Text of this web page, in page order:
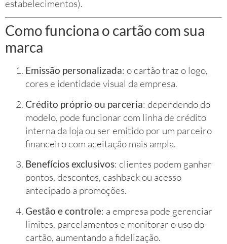
estabelecimentos).
Como funciona o cartão com sua
marca
Emissão personalizada: o cartão traz o logo,
cores e identidade visual da empresa.
Crédito próprio ou parceria: dependendo do
modelo, pode funcionar com linha de crédito
interna da loja ou ser emitido por um parceiro
financeiro com aceitação mais ampla.
Benefícios exclusivos: clientes podem ganhar
pontos, descontos, cashback ou acesso
antecipado a promoções.
Gestão e controle: a empresa pode gerenciar
limites, parcelamentos e monitorar o uso do
cartão, aumentando a fidelização.